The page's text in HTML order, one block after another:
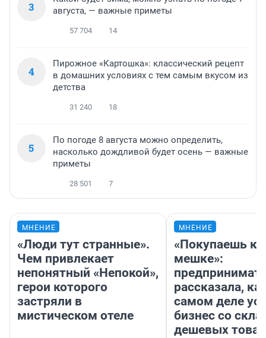
3
августа, — важные приметы
57 704 14
4
Пирожное «Картошка»: классический рецепт
в домашних условиях с тем самым вкусом из
детства
31 240 18
5
По погоде 8 августа можно определить,
насколько дождливой будет осень — важные
приметы
28 501 7
МНЕНИЕ
«Люди тут странные».
Чем привлекает
непонятный «Непокой»,
герои которого
застряли в
мистическом отеле
МНЕНИЕ
«Покупаешь
мешке»:
рассказала,
самом деле
бизнес со
дешевых